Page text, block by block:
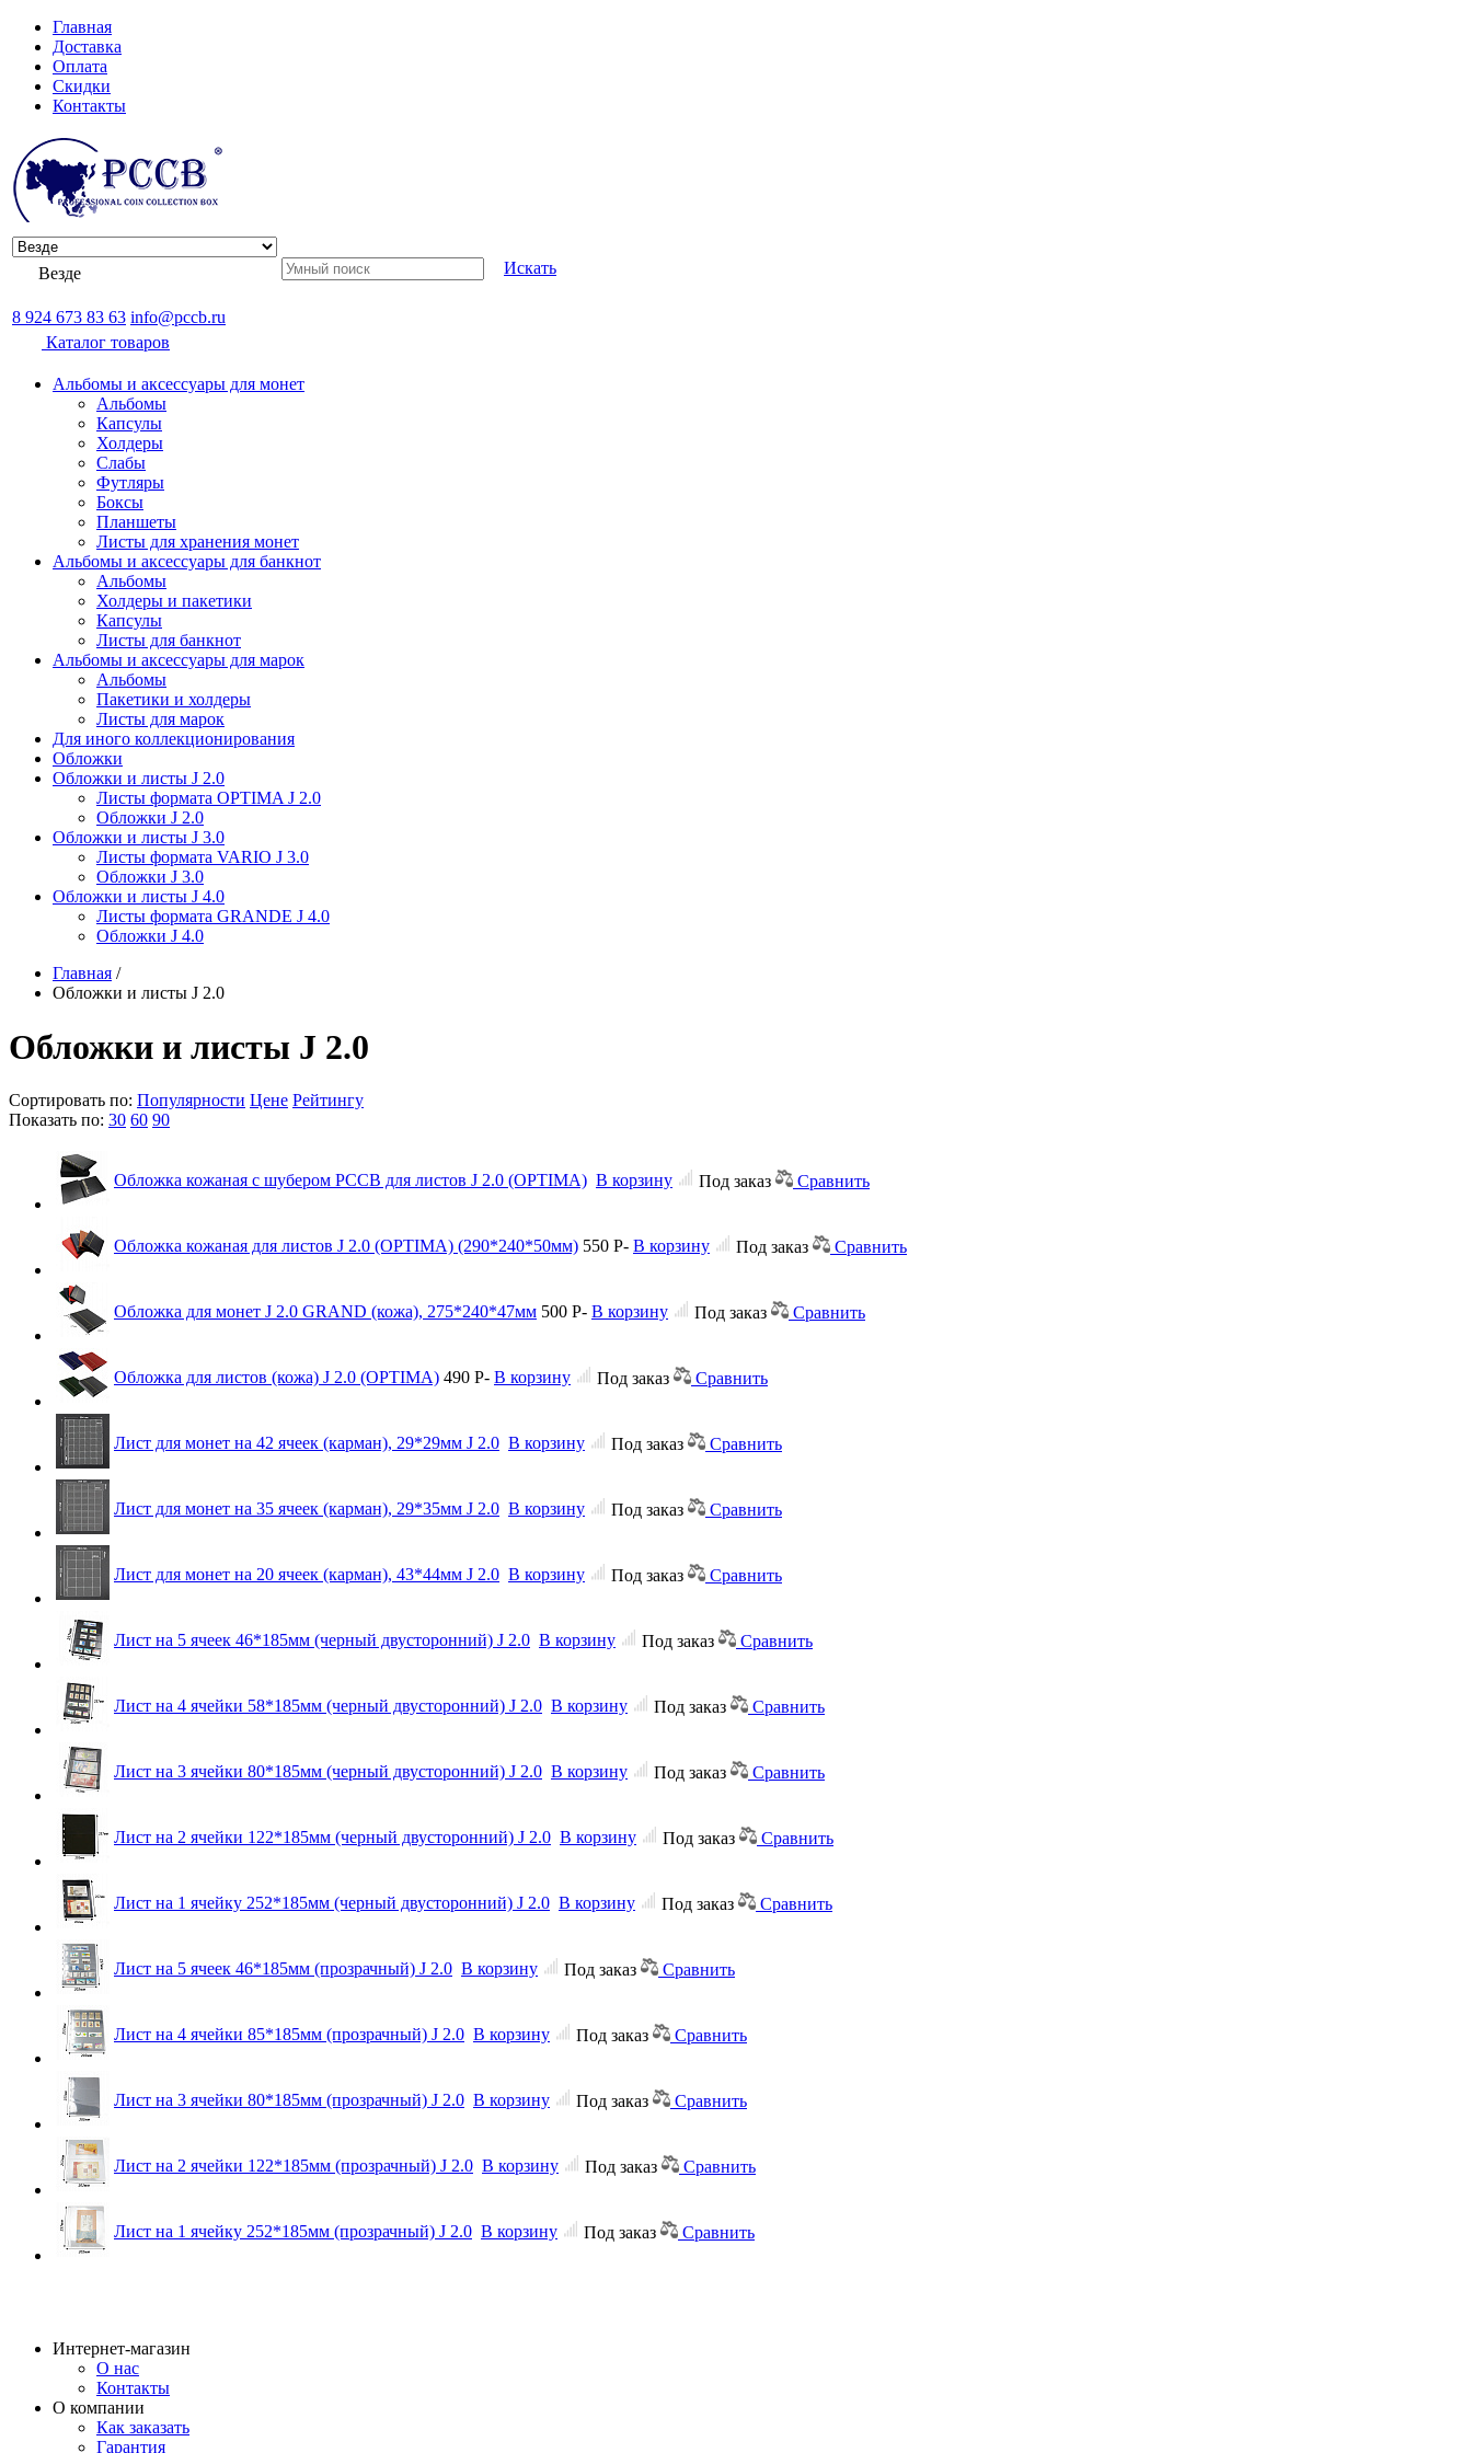
Главная
Доставка
Оплата
Скидки
Контакты
Везде Искать
8 924 673 83 63 info@pccb.ru
Каталог товаров
Альбомы и аксессуары для монет
Альбомы
Капсулы
Холдеры
Слабы
Футляры
Боксы
Планшеты
Листы для хранения монет
Альбомы и аксессуары для банкнот
Альбомы
Холдеры и пакетики
Капсулы
Листы для банкнот
Альбомы и аксессуары для марок
Альбомы
Пакетики и холдеры
Листы для марок
Для иного коллекционирования
Обложки
Обложки и листы J 2.0
Листы формата OPTIMA J 2.0
Обложки J 2.0
Обложки и листы J 3.0
Листы формата VARIO J 3.0
Обложки J 3.0
Обложки и листы J 4.0
Листы формата GRANDE J 4.0
Обложки J 4.0
Главная /
Обложки и листы J 2.0
Обложки и листы J 2.0
Сортировать по: Популярности Цене Рейтингу
Показать по: 30 60 90
Обложка кожаная с шубером РССВ для листов J 2.0 (OPTIMA) В корзину Под заказ Сравнить
Обложка кожаная для листов J 2.0 (OPTIMA) (290*240*50мм) 550 Р- В корзину Под заказ Сравнить
Обложка для монет J 2.0 GRAND (кожа), 275*240*47мм 500 Р- В корзину Под заказ Сравнить
Обложка для листов (кожа) J 2.0 (OPTIMA) 490 Р- В корзину Под заказ Сравнить
Лист для монет на 42 ячеек (карман), 29*29мм J 2.0 В корзину Под заказ Сравнить
Лист для монет на 35 ячеек (карман), 29*35мм J 2.0 В корзину Под заказ Сравнить
Лист для монет на 20 ячеек (карман), 43*44мм J 2.0 В корзину Под заказ Сравнить
Лист на 5 ячеек 46*185мм (черный двусторонний) J 2.0 В корзину Под заказ Сравнить
Лист на 4 ячейки 58*185мм (черный двусторонний) J 2.0 В корзину Под заказ Сравнить
Лист на 3 ячейки 80*185мм (черный двусторонний) J 2.0 В корзину Под заказ Сравнить
Лист на 2 ячейки 122*185мм (черный двусторонний) J 2.0 В корзину Под заказ Сравнить
Лист на 1 ячейку 252*185мм (черный двусторонний) J 2.0 В корзину Под заказ Сравнить
Лист на 5 ячеек 46*185мм (прозрачный) J 2.0 В корзину Под заказ Сравнить
Лист на 4 ячейки 85*185мм (прозрачный) J 2.0 В корзину Под заказ Сравнить
Лист на 3 ячейки 80*185мм (прозрачный) J 2.0 В корзину Под заказ Сравнить
Лист на 2 ячейки 122*185мм (прозрачный) J 2.0 В корзину Под заказ Сравнить
Лист на 1 ячейку 252*185мм (прозрачный) J 2.0 В корзину Под заказ Сравнить
Интернет-магазин
О нас
Контакты
О компании
Как заказать
Гарантия